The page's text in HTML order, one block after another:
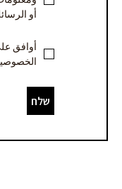
أو
أوافق
שלח